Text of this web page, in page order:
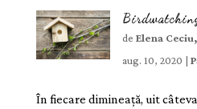
deElena
aug. 10, 2020 |
În fiecare dimineață, uit